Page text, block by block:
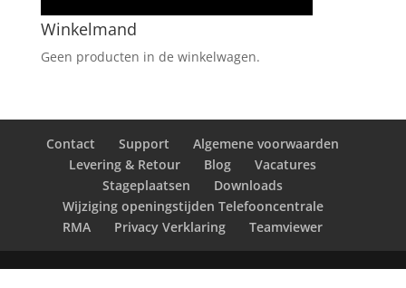
Winkelmand
Geen producten in de winkelwagen.
Contact Support
Algemene voorwaarden
Levering & Retour
Blog
Vacatures
Stageplaatsen
Downloads
Wijziging openingstijden Telefooncentrale
RMA
Privacy Verklaring Teamviewer